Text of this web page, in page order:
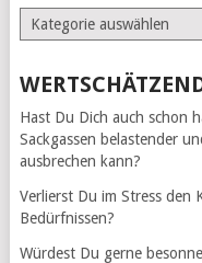
Kategorien
Hast Du Dich auch schon
Sackgassen belastender
ausbrechen kann?
Verlierst Du im Stress den
Bedürfnissen?
Würdest Du gerne